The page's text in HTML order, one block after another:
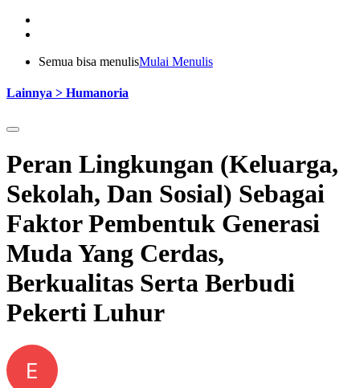
Semua bisa menulisMulai Menulis
Lainnya > Humanoria
Peran Lingkungan (Keluarga,
Sekolah, Dan Sosial) Sebagai
Faktor Pembentuk Generasi
Muda Yang Cerdas,
Berkualitas Serta Berbudi
Pekerti Luhur
E